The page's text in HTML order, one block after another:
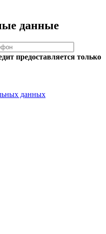
данные
предоставляется только
данных